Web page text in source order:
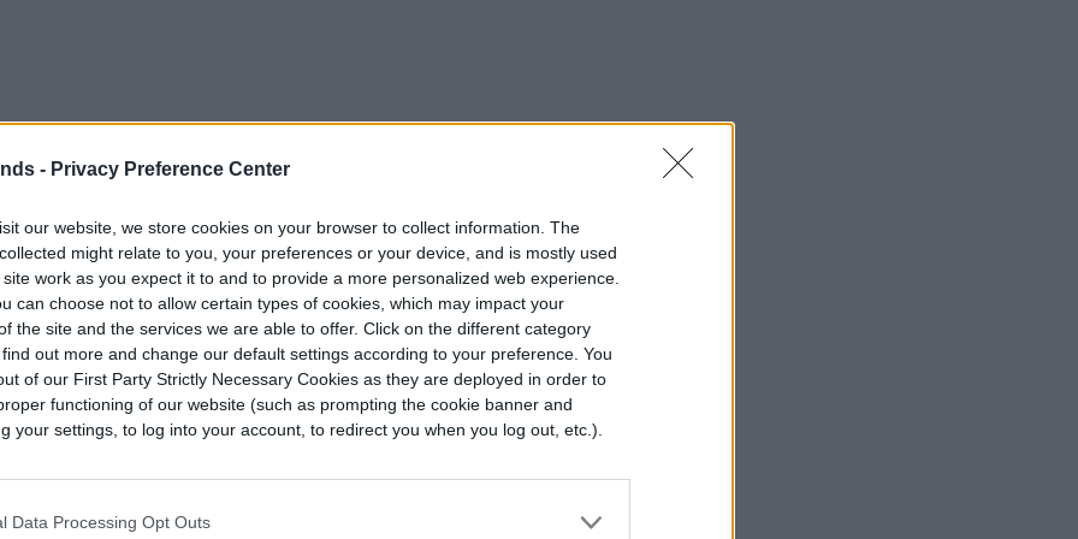
- Privacy Preference Center
our website, we store cookies on your browser to collect information. The
might relate to you, your preferences or your device, and is mostly used
work as you expect it to and to provide a more personalized web experience.
can choose not to allow certain types of cookies, which may impact your
the site and the services we are able to offer. Click on the different category
out more and change our default settings according to your preference. You
of our First Party Strictly Necessary Cookies as they are deployed in order to
functioning of our website (such as prompting the cookie banner and
your settings, to log into your account, to redirect you when you log out, etc.).
Data Processing Opt Outs
las muestras de suelo traídas de la luna no
desconocidos que dañarían la vida
con el regolito lunar y nunca se
y distinguido profesor de ciencias hortícolas
y la Agricultura de la UF (UF / IFAS),
largas, podemos usar la Luna como centro o
que queramos usar el suelo que ya está allí